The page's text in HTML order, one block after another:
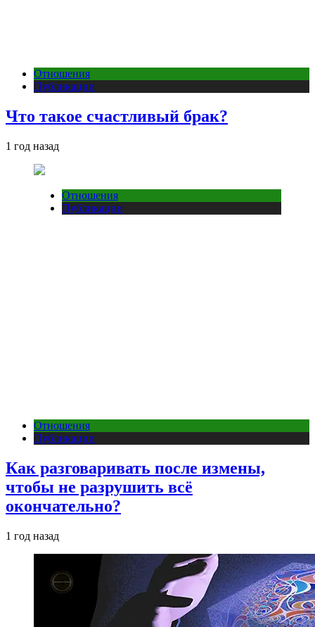
Отношения
Публикации
Что такое счастливый брак?
1 год назад
Отношения
Публикации
Отношения
Публикации
Как разговаривать после измены,
чтобы не разрушить всё
окончательно?
1 год назад